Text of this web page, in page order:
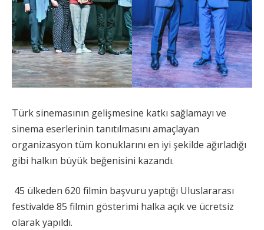
Türk sinemasının gelişmesine katkı sağlamayı ve
sinema eserlerinin tanıtılmasını amaçlayan
organizasyon tüm konuklarını en iyi şekilde ağırladığı
gibi halkın büyük beğenisini kazandı.
45 ülkeden 620 filmin başvuru yaptığı Uluslararası
festivalde 85 filmin gösterimi halka açık ve ücretsiz
olarak yapıldı.